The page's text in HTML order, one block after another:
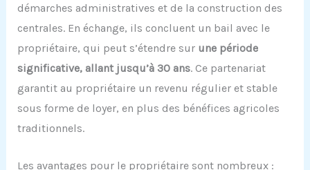
démarches administratives et de la construction des
centrales. En échange, ils concluent un bail avec le
propriétaire, qui peut s’étendre sur une période
significative, allant jusqu’à 30 ans. Ce partenariat
garantit au propriétaire un revenu régulier et stable
sous forme de loyer, en plus des bénéfices agricoles
traditionnels.
Les avantages pour le propriétaire sont nombreux :